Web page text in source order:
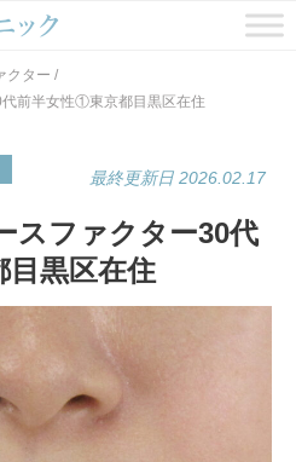
クター /
前半女性①東京都目黒区在住
最終更新日 2026.02.17
スファクター30代
黒区在住